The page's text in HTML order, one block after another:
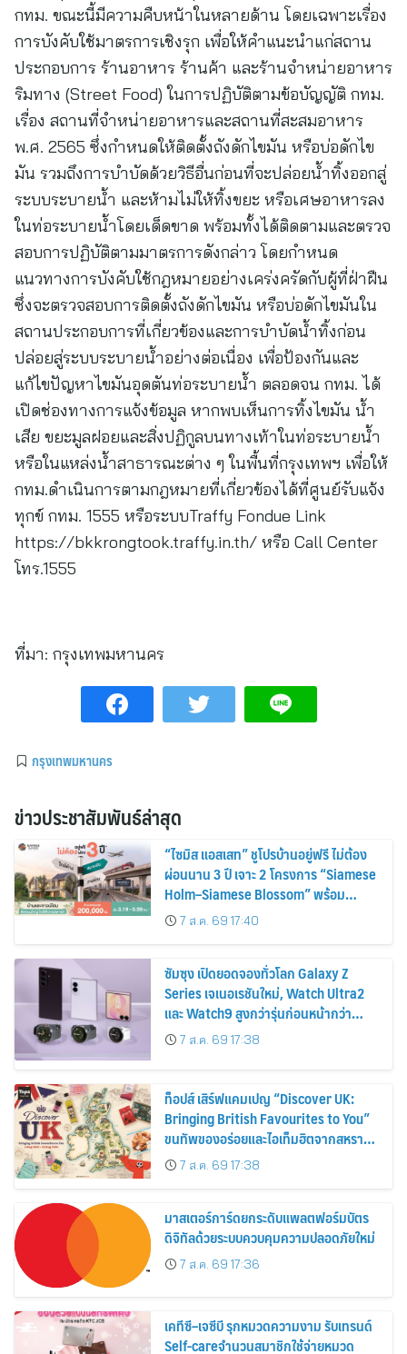
กทม. ขณะนี้มีความคืบหน้าในหลายด้าน โดยเฉพาะเรื่อง
การบังคับใช้มาตรการเชิงรุก เพื่อให้คำแนะนำแก่สถาน
ประกอบการ ร้านอาหาร ร้านค้า และร้านจำหน่ายอาหาร
ริมทาง (Street Food) ในการปฏิบัติตามข้อบัญญัติ กทม.
เรื่อง สถานที่จำหน่ายอาหารและสถานที่สะสมอาหาร
พ.ศ. 2565 ซึ่งกำหนดให้ติดตั้งถังดักไขมัน หรือบ่อดักไข
มัน รวมถึงการบำบัดด้วยวิธีอื่นก่อนที่จะปล่อยน้ำทิ้งออกสู่
ระบบระบายน้ำ และห้ามไม่ให้ทิ้งขยะ หรือเศษอาหารลง
ในท่อระบายน้ำโดยเด็ดขาด พร้อมทั้งได้ติดตามและตรวจ
สอบการปฏิบัติตามมาตรการดังกล่าว โดยกำหนด
แนวทางการบังคับใช้กฎหมายอย่างเคร่งครัดกับผู้ที่ฝ่าฝืน
ซึ่งจะตรวจสอบการติดตั้งถังดักไขมัน หรือบ่อดักไขมันใน
สถานประกอบการที่เกี่ยวข้องและการบำบัดน้ำทิ้งก่อน
ปล่อยสู่ระบบระบายน้ำอย่างต่อเนื่อง เพื่อป้องกันและ
แก้ไขปัญหาไขมันอุดตันท่อระบายน้ำ ตลอดจน กทม. ได้
เปิดช่องทางการแจ้งข้อมูล หากพบเห็นการทิ้งไขมัน น้ำ
เสีย ขยะมูลฝอยและสิ่งปฏิกูลบนทางเท้าในท่อระบายน้ำ
หรือในแหล่งน้ำสาธารณะต่าง ๆ ในพื้นที่กรุงเทพฯ เพื่อให้
กทม.ดำเนินการตามกฎหมายที่เกี่ยวข้องได้ที่ศูนย์รับแจ้ง
ทุกข์ กทม. 1555 หรือระบบTraffy Fondue Link
https://bkkrongtook.traffy.in.th/ หรือ Call Center
โทร.1555
ที่มา: กรุงเทพมหานคร
กรุงเทพมหานคร
ข่าวประชาสัมพันธ์ล่าสุด
“ไซมิส แอสเสท” ชูโปรบ้านอยู่ฟรี ไม่ต้อง
ผ่อนนาน 3 ปี เจาะ 2 โครงการ “Siamese
Holm–Siamese Blossom” พร้อม
ส่วนลดและสิทธิพิเศษถึง 31 สิงหาคม
2569
7 ส.ค. 69 17:40
ซัมซุง เปิดยอดจองทั่วโลก Galaxy Z
Series เจเนอเรชันใหม่, Watch Ultra2
และ Watch9 สูงกว่ารุ่นก่อนหน้ากว่า
30%7 ส.ค. 69 17:38
ท็อปส์ เสิร์ฟแคมเปญ “Discover UK:
Bringing British Favourites to You”
ขนทัพของอร่อยและไอเท็มฮิตจากสหราช
อาณาจักร ส่งตรงถึงมือตั้งแต่วันนี้ – 18
สิงหาคมนี้
7 ส.ค. 69 17:38
มาสเตอร์การ์ดยกระดับแพลตฟอร์มบัตร
ดิจิทัลด้วยระบบควบคุมความปลอดภัยใหม่
7 ส.ค. 69 17:36
เคทีซี–เจซีบี รุกหมวดความงาม รับเทรนด์
Self-careจำนวนสมาชิกใช้จ่ายหมวด